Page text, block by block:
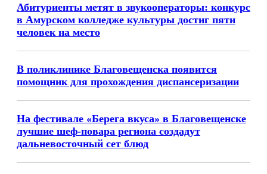
Абитуриенты метят в звукооператоры: конкурс
в Амурском колледже культуры достиг пяти
человек на место
В поликлинике Благовещенска появится
помощник для прохождения диспансеризации
На фестивале «Берега вкуса» в Благовещенске
лучшие шеф-повара региона создадут
дальневосточный сет блюд